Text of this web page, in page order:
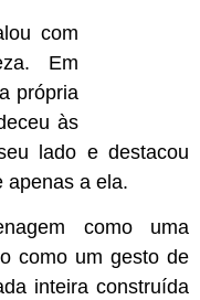
com
Em
própria
às
lado e destacou
apenas a ela.
como uma
como um gesto de
inteira construída